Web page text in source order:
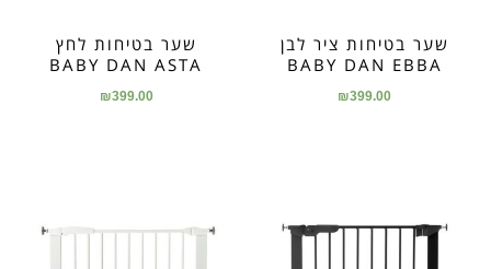
שער בטיחות ציר לבן
BABY DAN EBBA
₪399.00
שער בטיחות לחץ
BABY DAN ASTA
₪399.00